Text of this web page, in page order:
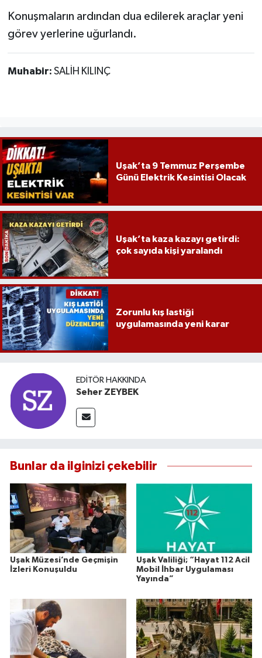
Konuşmaların ardından dua edilerek araçlar yeni
görev yerlerine uğurlandı.
Muhabir: SALİH KILINÇ
Uşak’ta 9 Temmuz Perşembe
Günü Elektrik Kesintisi Olacak
Uşak’ta kaza kazayı getirdi:
çok sayıda kişi yaralandı
Zorunlu kış lastiği
uygulamasında yeni karar
EDITÖR HAKKINDA
Seher ZEYBEK
Bunlar da ilginizi çekebilir
Uşak Müzesi’nde Geçmişin
İzleri Konuşuldu
Uşak Valiliği; “Hayat 112 Acil
Mobil İhbar Uygulaması
Yayında”